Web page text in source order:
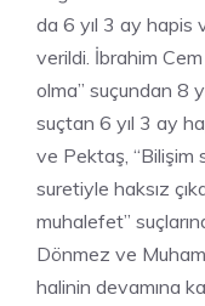
da 6 yıl 3 ay hapis
verildi. İbrahim
olma” suçundan 8
suçtan 6 yıl 3 ay
ve Pektaş, “Bilişim
suretiyle haksız
muhalefet”
Dönmez ve
halinin devamına